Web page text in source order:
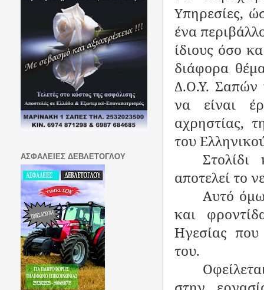
Υπηρεσίες,
ένα
ίδιους όσο
διάφορα
Δ.Ο.Υ. Σαπών
να είναι
αχρηστίας,
του
αποτελεί το
Αυτό
και
Ηγεσίας που
του.
ΑΣΦΑΛΕΙΕΣ ΔΕΒΛΕΤΟΓΛΟΥ